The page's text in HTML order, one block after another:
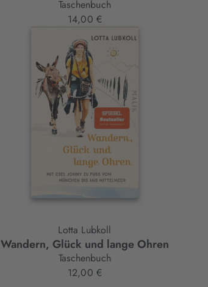
Taschenbuch
14,00 €
Lotta Lubkoll
Wandern, Glück und lange Ohren
Taschenbuch
12,00 €